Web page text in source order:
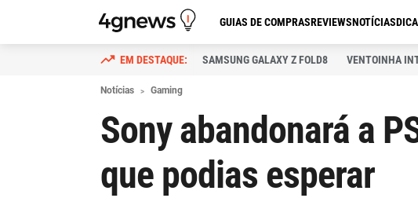
GUIAS DE COMPRASREVIEWSNOTÍCIAS
SAMSUNG GALAXY Z FOLD8 VENTOINHA
Notícias Gaming
Sony abandonará a
que podias esperar